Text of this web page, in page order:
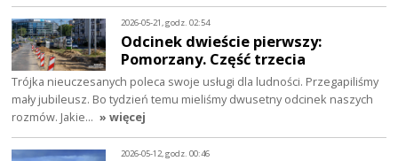
2026-05-21, godz. 02:54
Odcinek dwieście pierwszy:
Pomorzany. Część trzecia
Trójka nieuczesanych poleca swoje usługi dla ludności. Przegapiliśmy
mały jubileusz. Bo tydzień temu mieliśmy dwusetny odcinek naszych
rozmów. Jakie… » więcej
2026-05-12, godz. 00:46